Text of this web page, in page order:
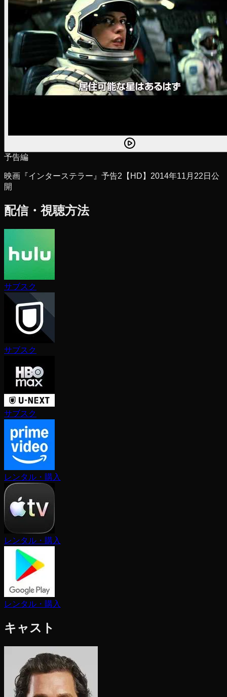
予告編
映画『インターステラー』予告2【HD】2014年11月22日公
開
配信・視聴方法
サブスク
サブスク
サブスク
レンタル・購入
レンタル・購入
レンタル・購入
キャスト